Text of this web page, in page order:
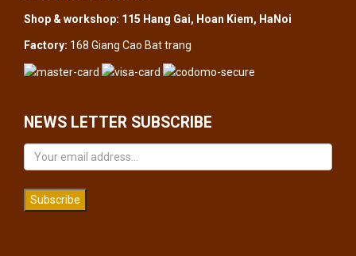
Shop & workshop: 115 Hang Gai, Hoan Kiem, HaNoi
Factory: 168 Giang Cao Bat trang
NEWS LETTER SUBSCRIBE
Subscribe